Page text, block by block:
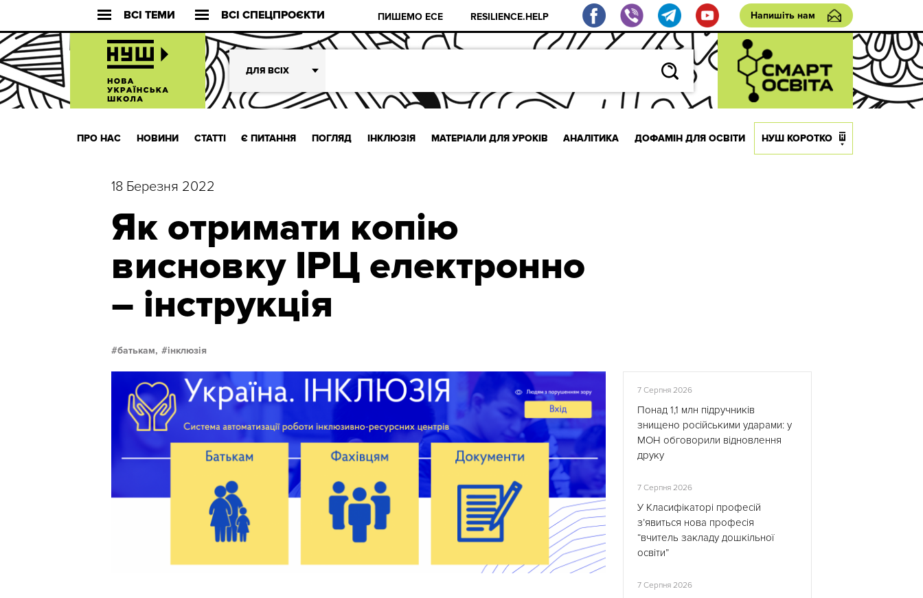
ВСІ ТЕМИ ВСІ СПЕЦПРОЄКТИ ПИШЕМО ЕСЕ RESILIENCE.HELP Напишіть нам
ДЛЯ ВСІХ
ПРО НАС НОВИНИ СТАТТІ Є ПИТАННЯ ПОГЛЯД ІНКЛЮЗІЯ МАТЕРІАЛИ ДЛЯ УРОКІВ АНАЛІТИКА ДОФАМІН ДЛЯ ОСВІТИ НУШ КОРОТКО
18 Березня 2022
Як отримати копію
висновку ІРЦ електронно
– інструкція
батькам, інклюзія
7 Серпня 2026
Понад 1,1 млн підручників
знищено російськими ударами: у
МОН обговорили відновлення
друку
7 Серпня 2026
У Класифікаторі професій
з’явиться нова професія
“вчитель закладу дошкільної
освіти”
7 Серпня 2026